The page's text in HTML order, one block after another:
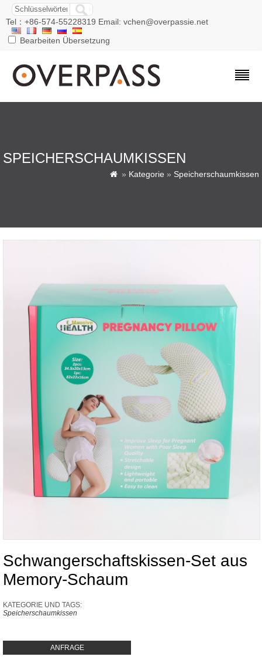
Tel：+86-574-55228319 Email: vchen@overpassie.net
Bearbeiten Übersetzung
SPEICHERSCHAUMKISSEN
 » Kategorie » Speicherschaumkissen
Schwangerschaftskissen-Set aus
Memory-Schaum
KATEGORIE UND TAGS:
Speicherschaumkissen
ANFRAGE